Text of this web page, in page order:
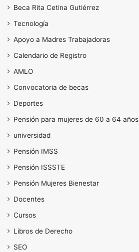
Beca Rita Cetina Gutiérrez
Tecnología
Apoyo a Madres Trabajadoras
Calendario de Registro
AMLO
Convocatoria de becas
Deportes
Pensión para mujeres de 60 a 64 años
universidad
Pensión IMSS
Pensión ISSSTE
Pensión Mujeres Bienestar
Docentes
Cursos
Libros de Derecho
SEO